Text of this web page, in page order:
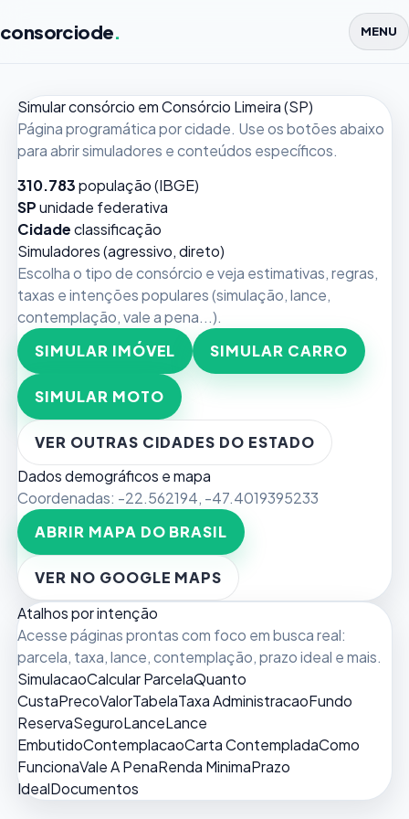
consorciode. MENU
Simular consórcio em Consórcio Limeira (SP)
Página programática por cidade. Use os botões abaixo
para abrir simuladores e conteúdos específicos.
310.783população (IBGE)
SPunidade federativa
Cidadeclassificação
Simuladores (agressivo, direto)
Escolha o tipo de consórcio e veja estimativas, regras,
taxas e intenções populares (simulação, lance,
contemplação, vale a pena...).
SIMULAR IMÓVEL
SIMULAR CARRO
SIMULAR MOTO
VER OUTRAS CIDADES DO ESTADO
Dados demográficos e mapa
Coordenadas: -22.562194, -47.4019395233
ABRIR MAPA DO BRASIL
VER NO GOOGLE MAPS
Atalhos por intenção
Acesse páginas prontas com foco em busca real:
parcela, taxa, lance, contemplação, prazo ideal e mais.
SimulacaoCalcular ParcelaQuanto
CustaPrecoValorTabelaTaxa AdministracaoFundo
ReservaSeguroLanceLance
EmbutidoContemplacaoCarta ContempladaComo
FuncionaVale A PenaRenda MinimaPrazo
IdealDocumentos